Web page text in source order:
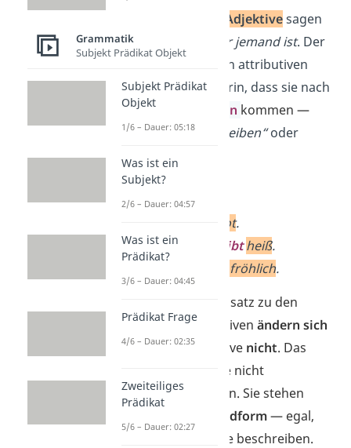
rädikative Adjektivesagen
dir,
wie etwas oder jemand ist. Der
Unterschied zu den attributiven
Adjektiven liegt darin, dass sie nach
bestimmten
Verben kommen —
nämlich„sein“ bleiben“oder
„werden“
Beispiele
rot.
DerKaffee bleibt heiß.
fröhlich.
Im Gegensatz zu den
attributiven Adjektiven ändern sich
prädikative Adjektive nicht. Das
heißt, du musst sie nicht
beugen/deklinieren. Sie stehen
Grundform— egal,
welches Nomen sie beschreiben.
Grammatik
Subjekt Prädikat Objekt
Subjekt Prädikat
Objekt
1/6 – Dauer: 05:18
Was ist ein
Subjekt?
2/6 – Dauer: 04:57
Was ist ein
Prädikat?
3/6 – Dauer: 04:45
Prädikat Frage
4/6 – Dauer: 02:35
Zweiteiliges
Prädikat
5/6 – Dauer: 02:27